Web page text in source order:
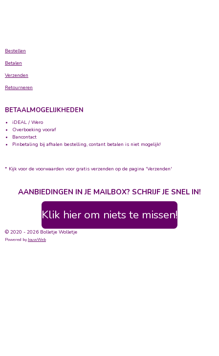
Bestellen
Betalen
Verzenden
Retourneren
BETAALMOGELIJKHEDEN
iDEAL / Wero
Overboeking vooraf
Bancontact
Pinbetaling bij afhalen bestelling, contant betalen is niet mogelijk!
* Kijk voor de voorwaarden voor gratis verzenden op de pagina 'Verzenden'
AANBIEDINGEN IN JE MAILBOX? SCHRIJF JE SNEL IN!
Klik hier om niets te missen!
© 2020 - 2026 Bolletje Wolletje
Powered byJouwWeb